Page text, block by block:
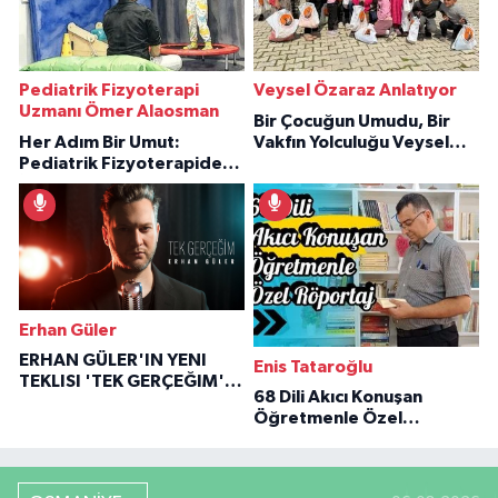
Pediatrik Fizyoterapi
Uzmanı Ömer Alaosman
Her Adım Bir Umut:
Pediatrik Fizyoterapiden
İlham Veren Hikâyeler
Veysel Özaraz Anlatıyor
Bir Çocuğun Umudu, Bir
Vakfın Yolculuğu Veysel
Erhan Güler
ERHAN GÜLER'IN YENI
TEKLISI 'TEK GERÇEĞIM'LE
Enis Tataroğlu
68 Dili Akıcı Konuşan
Öğretmenle Özel